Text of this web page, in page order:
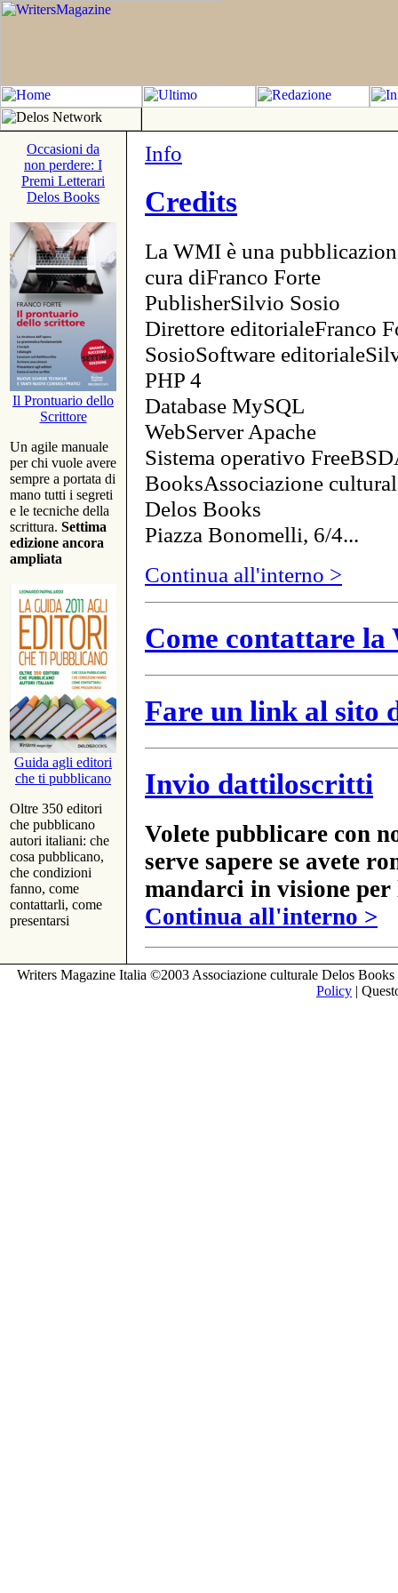
Occasioni da
non perdere: I
Premi Letterari
Delos Books
Il Prontuario dello
Scrittore
Un agile manuale
per chi vuole avere
sempre a portata di
mano tutti i segreti
e le tecniche della
scrittura. Settima
edizione ancora
ampliata
Guida agli editori
che ti pubblicano
Oltre 350 editori
che pubblicano
autori italiani: che
cosa pubblicano,
che condizioni
fanno, come
contattarli, come
presentarsi
Info
Credits
La WMI è una
cura diFranco Forte
PublisherSilvio Sosio
Direttore editorialeFranco
SosioSoftware
PHP 4
Database MySQL
WebServer Apache
Sistema operativo
BooksAssociazione
Delos Books
Piazza Bonomelli, 6/4...
Continua all'interno >
Come contattare
Fare un link al sito
Invio dattiloscritti
Volete pubblicare con
serve sapere se avete
mandarci in visione
Continua all'interno >
Writers Magazine Italia ©2003 Associazione culturale Delos
Policy |